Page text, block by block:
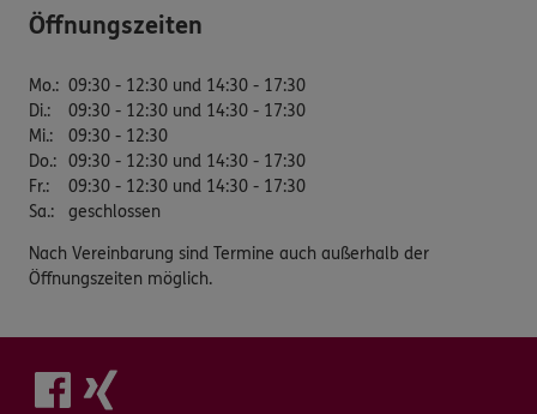
Öffnungszeiten
Mo.: 09:30 - 12:30 und 14:30 - 17:30
Di.:
09:30 - 12:30 und 14:30 - 17:30
Mi.:
09:30 - 12:30
Do.: 09:30 - 12:30 und 14:30 - 17:30
Fr.:
09:30 - 12:30 und 14:30 - 17:30
Sa.: geschlossen
Nach Vereinbarung sind Termine auch außerhalb der
Öffnungszeiten möglich.